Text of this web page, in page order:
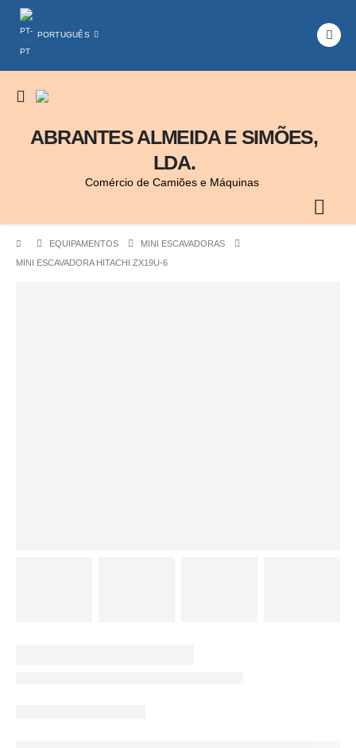
PORTUGUÊS
ABRANTES ALMEIDA E SIMÕES,
LDA.
Comércio de Camiões e Máquinas
EQUIPAMENTOS
MINI ESCAVADORAS
MINI ESCAVADORA HITACHI ZX19U-6